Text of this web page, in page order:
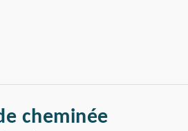
cheminée